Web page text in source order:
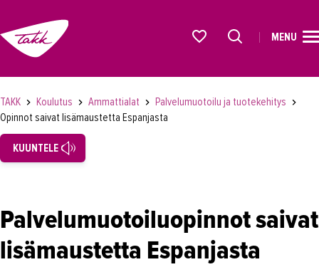
Koulutukset
Lyhytkurssit, testit ja kortit
Maahanmuuttaneiden koulutukset
Ammattialat
MENU
TAKK Koulutus Ammattialat
Palvelumuotoilu ja tuotekehitys
Opinnot saivat lisämaustetta Espanjasta
KUUNTELE
Palvelumuotoiluopinnot saivat
lisämaustetta Espanjasta